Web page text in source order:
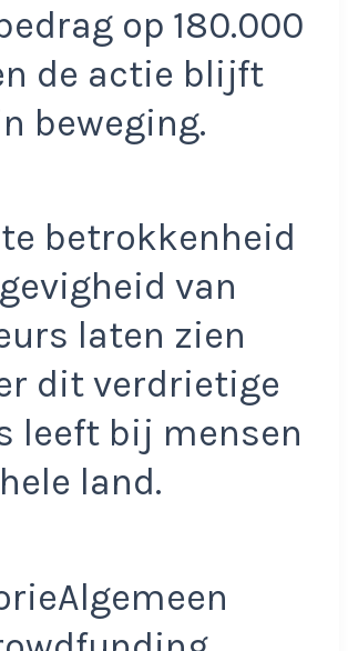
op 180.000
de actie blijft
beweging.
betrokkenheid
van
laten zien
dit verdrietige
leeft bij mensen
land.